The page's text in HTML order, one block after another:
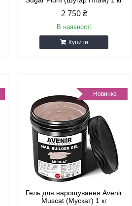
2 750 ₴
В наявності
Купити
Новинка
Гель для нарощування Avenir
Muscat (Мускат) 1 кг